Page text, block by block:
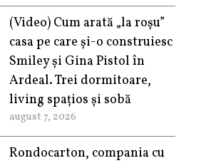
(Video) Cum arată „la roşu”
casa pe care şi-o construiesc
Smiley şi Gina Pistol în
Ardeal. Trei dormitoare,
living spațios și sobă
august 7, 2026
Rondocarton, compania cu